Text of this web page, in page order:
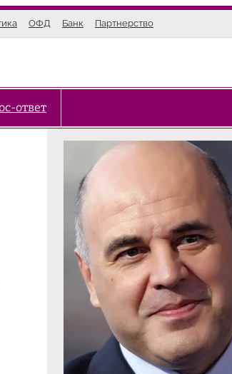
ОФД Банк Партнерство
ответ